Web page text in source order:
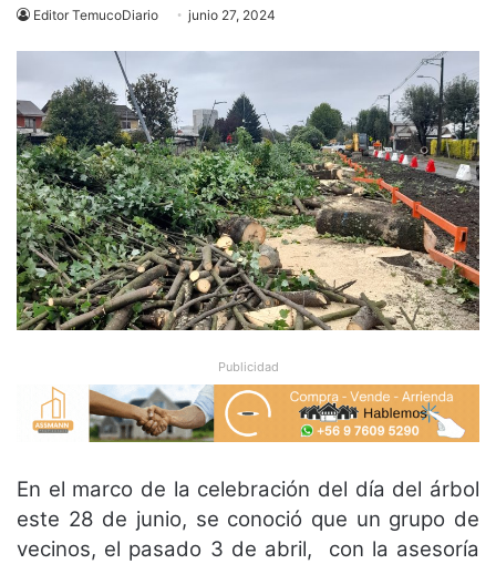
Editor TemucoDiario junio 27, 2024
Publicidad
En el marco de la celebración del día del árbol
este 28 de junio, se conoció que un grupo de
vecinos, el pasado 3 de abril, con la asesoría